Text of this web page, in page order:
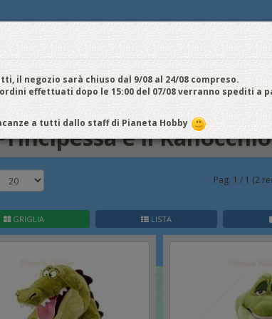
Chi Siamo Vantaggi Aiuto Metodi
/ REGISTRATI
e il Ranocchio
Pag. 1 / 1 (2
GRIGLIA LISTA
il negozio sarà chiuso dal 9/08 al 24/08 compreso.
effettuati dopo le 15:00 del 07/08 verranno spediti a
a tutti dallo staff di Pianeta Hobby